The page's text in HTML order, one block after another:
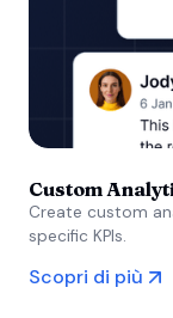
Custom
Create custom
specific KPIs.
Scopri di più